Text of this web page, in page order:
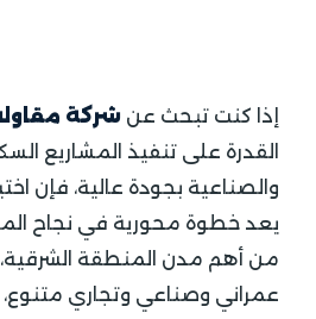
إذا كنت تبحث عن شركة
القدرة على تنفيذ المشاريع
والصناعية بجودة عالية، فإن
يعد خطوة محورية في نجاح
من أهم مدن المنطقة الشرقية،
عمراني وصناعي وتجاري